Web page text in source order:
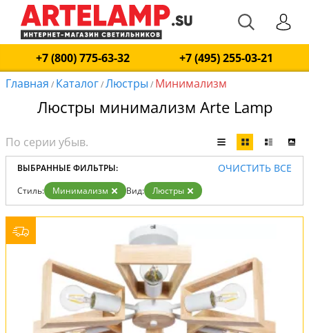
+7 (800) 775-63-32
+7 (495) 255-03-21
Главная / Каталог/Люстры / Минимализм
Люстры минимализм Arte Lamp
ВЫБРАННЫЕ ФИЛЬТРЫ: ОЧИСТИТЬ ВСЕ
Стиль: Минимализм Вид: Люстры